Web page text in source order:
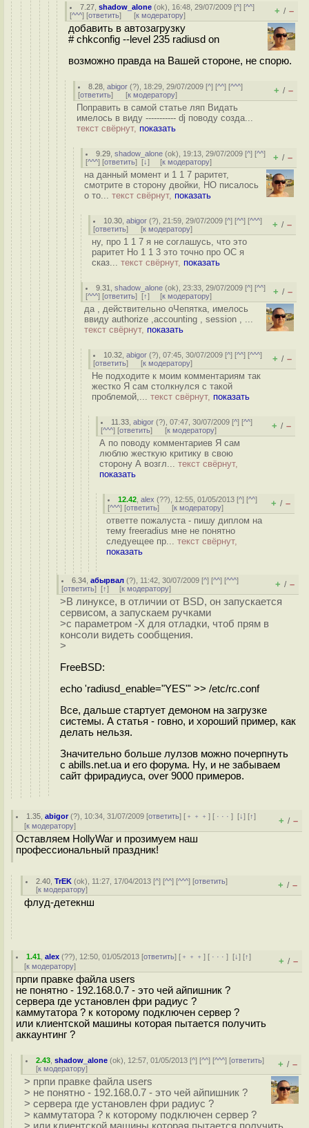
7.27 ,shadow_alone (ok), 16:48, 29/07/2009 [^] [^^]
[^^^] [ответить] [к модератору] + / –
добавить в автозагрузку
# chkconfig --level 235 radiusd on
возможно правда на Вашей стороне, не спорю.
8.28 ,abigor (?), 18:29, 29/07/2009 [^] [^^] [^^^]
[ответить] [к модератору] + / –
Поправить в самой статье ляп Видать
имелось в виду ----------- dj поводу созда...
текст свёрнут, показать
9.29 ,shadow_alone (ok), 19:13, 29/07/2009 [^] [^^]
[^^^] [ответить] [↓] [к модератору] + / –
на данный момент и 1 1 7 раритет,
смотрите в сторону двойки, НО писалось
о то... текст свёрнут, показать
10.30 ,abigor (?), 21:59, 29/07/2009 [^] [^^] [^^^]
[ответить] [к модератору] + / –
ну, про 1 1 7 я не соглашусь, что это
раритет Но 1 1 3 это точно про ОС я
сказ... текст свёрнут, показать
9.31 ,shadow_alone (ok), 23:33, 29/07/2009 [^] [^^]
[^^^] [ответить] [↑] [к модератору] + / –
да , действительно оЧепятка, имелось
ввиду authorize ,accounting , session , ...
текст свёрнут, показать
10.32 ,abigor (?), 07:45, 30/07/2009 [^] [^^] [^^^]
[ответить] [к модератору] + / –
Не подходите к моим комментариям так
жестко Я сам столкнулся с такой
проблемой,... текст свёрнут, показать
11.33 ,abigor (?), 07:47, 30/07/2009 [^] [^^]
[^^^] [ответить] [к модератору] + / –
А по поводу комментариев Я сам
люблю жесткую критику в свою
сторону А возгл... текст свёрнут,
показать
12.42 ,alex (??), 12:55, 01/05/2013 [^] [^^]
[^^^] [ответить] [к модератору] + / –
ответте пожалуста - пишу диплом на
тему freeradius мне не понятно
следуещее пр... текст свёрнут,
показать
6.34 ,абырвал (?), 11:42, 30/07/2009 [^] [^^] [^^^]
[ответить] [↑] [к модератору] + / –
>В линуксе, в отличии от BSD, он запускается
сервисом, а запускаем ручками
>с параметром -X для отладки, чтоб прям в
консоли видеть сообщения.
>
FreeBSD:
echo 'radiusd_enable="YES"' >> /etc/rc.conf
Все, дальше стартует демоном на загрузке
системы. А статья - говно, и хороший пример, как
делать нельзя.
Значительно больше лулзов можно почерпнуть
с abills.net.ua и его форума. Ну, и не забываем
сайт фрирадиуса, over 9000 примеров.
1.35 ,abigor(?), 10:34, 31/07/2009 [ответить] [ ﹢﹢﹢] [ · · ·][↓] [↑]
[к модератору] + / –
Оставляем HollyWar и прозимуем наш
профессиональный праздник!
2.40 ,TrEK (ok), 11:27, 17/04/2013 [^] [^^] [^^^] [ответить]
[к модератору] + / –
флуд-детекнш
1.41 ,alex (??), 12:50, 01/05/2013 [ответить] [ ﹢﹢﹢] [ · · ·][↓] [↑]
[к модератору] + / –
прпи правке файла users
не понятно - 192.168.0.7 - это чей айпишник ?
сервера где установлен фри радиус ?
каммутатора ? к которому подключен сервер ?
или клиентской машины которая пытается получить
аккаунтинг ?
2.43 ,shadow_alone (ok), 12:57, 01/05/2013 [^] [^^] [^^^] [ответить]
[к модератору] + / –
> прпи правке файла users
> не понятно - 192.168.0.7 - это чей айпишник ?
> сервера где установлен фри радиус ?
> каммутатора ? к которому подключен сервер ?